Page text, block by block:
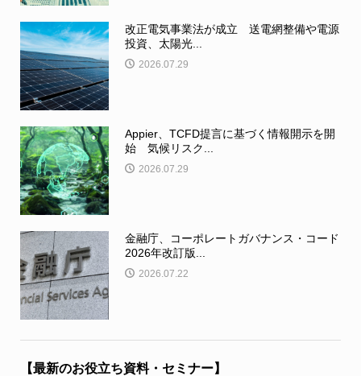
改正電気事業法が成立 送電網整備や電源
投資、太陽光...
2026.07.29
Appier、TCFD提言に基づく情報開示を開
始 気候リスク...
2026.07.29
金融庁、コーポレートガバナンス・コード
2026年改訂版...
2026.07.22
【最新のお役立ち資料・セミナー】